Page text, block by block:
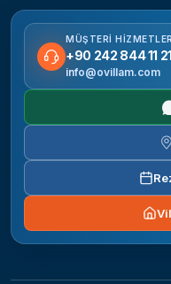
MÜŞTERI
+90 242 844 11 21
info@ovillam.com